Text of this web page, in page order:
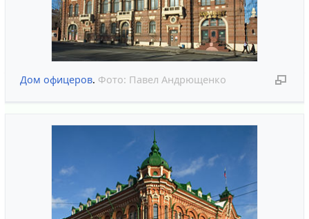
Дом офицеров. Фото: Павел Андрющенко